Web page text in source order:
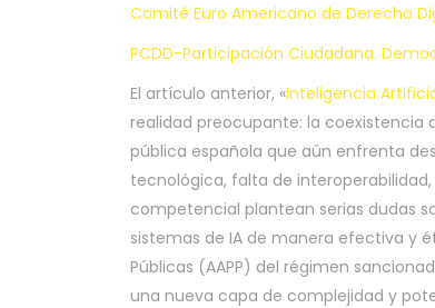
Comité Euro Americano de Derecho
PCDD-Participación Ciudadana.
El artículo anterior, «Inteligencia
realidad preocupante: la coexistencia
pública española que aún enfrenta
tecnológica, falta de
competencial plantean serias dudas
sistemas de IA de manera efectiva y
Públicas (AAPP) del régimen
una nueva capa de complejidad y